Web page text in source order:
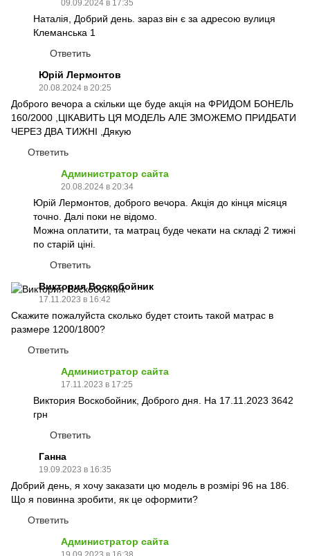
09.09.2024 в 17:35
Наталія, Добрий день. зараз він є за адресою вулиця
Клеманська 1
Ответить
Юрій Лермонтов
20.08.2024 в 20:25
Доброго вечора а скільки ще буде акція на ФРИДОМ БОНЕЛЬ
160/2000 ,ЦІКАВИТЬ ЦЯ МОДЕЛЬ АЛЕ ЗМОЖЕМО ПРИДБАТИ
ЧЕРЕЗ ДВА ТИЖНІ ,Дякую
Ответить
Администратор сайта
20.08.2024 в 20:34
Юрій Лермонтов, доброго вечора. Акція до кінця місяця
точно. Далі поки не відомо.
Можна оплатити, та матрац буде чекати на складі 2 тижні
по старій ціні.
Ответить
Виктория Воскобойник
17.11.2023 в 16:42
Скажите пожалуйста сколько будет стоить такой матрас в
размере 1200/1800?
Ответить
Администратор сайта
17.11.2023 в 17:25
Виктория Воскобойник, Доброго дня. На 17.11.2023 3642
грн
Ответить
Ганна
19.09.2023 в 16:35
Добрий день, я хочу заказати цю модель в розмірі 96 на 186.
Що я повинна зробити, як це оформити?
Ответить
Администратор сайта